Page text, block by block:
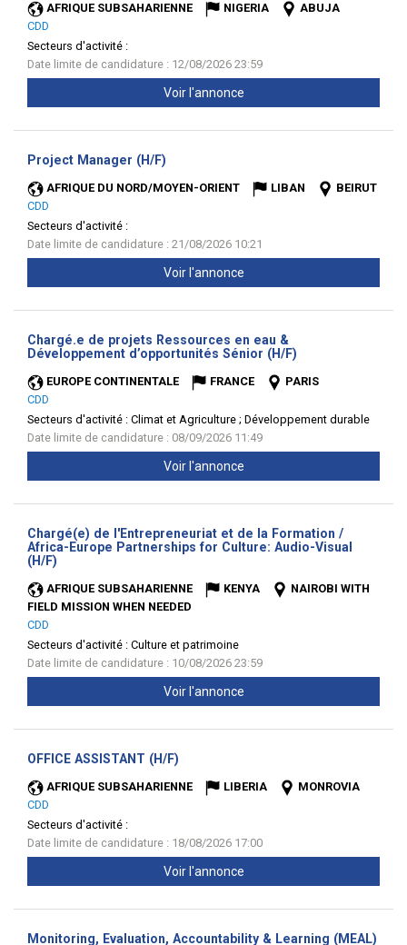
AFRIQUE SUBSAHARIENNE NIGERIA
ABUJA
CDD
Secteurs d'activité :
Date limite de candidature : 12/08/2026 23:59
Voir l'annonce
Project Manager (H/F)
AFRIQUE DU NORD/MOYEN-ORIENT LIBAN
BEIRUT
CDD
Secteurs d'activité :
Date limite de candidature : 21/08/2026 10:21
Voir l'annonce
Chargé.e de projets Ressources en eau &
Développement d’opportunités Sénior (H/F)
EUROPE CONTINENTALE FRANCE
PARIS
CDD
Secteurs d'activité : Climat et Agriculture ; Développement durable
Date limite de candidature : 08/09/2026 11:49
Voir l'annonce
Chargé(e) de l'Entrepreneuriat et de la Formation /
Africa-Europe Partnerships for Culture: Audio-Visual
(H/F)
AFRIQUE SUBSAHARIENNE KENYA
NAIROBI WITH
FIELD MISSION WHEN NEEDED
CDD
Secteurs d'activité : Culture et patrimoine
Date limite de candidature : 10/08/2026 23:59
Voir l'annonce
OFFICE ASSISTANT (H/F)
AFRIQUE SUBSAHARIENNE LIBERIA
MONROVIA
CDD
Secteurs d'activité :
Date limite de candidature : 18/08/2026 17:00
Voir l'annonce
Monitoring, Evaluation, Accountability & Learning (MEAL)